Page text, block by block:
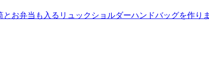
お弁当も入るリュックショルダーハンドバッグを作り